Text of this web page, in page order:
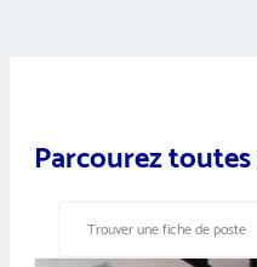
Parcourez